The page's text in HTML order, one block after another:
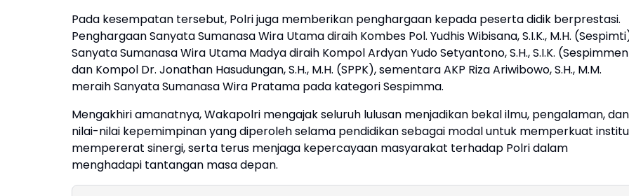
Pada kesempatan tersebut, Polri juga memberikan penghargaan kepada peserta didik berprestasi.
Penghargaan Sanyata Sumanasa Wira Utama diraih Kombes Pol. Yudhis Wibisana, S.I.K., M.H.
Sanyata Sumanasa Wira Utama Madya diraih Kompol Ardyan Yudo Setyantono, S.H., S.I.K.
dan Kompol Dr. Jonathan Hasudungan, S.H., M.H. (SPPK), sementara AKP Riza Ariwibowo, S.H., M.M.
meraih Sanyata Sumanasa Wira Pratama pada kategori Sespimma.
Mengakhiri amanatnya, Wakapolri mengajak seluruh lulusan menjadikan bekal ilmu, pengalaman, dan
nilai-nilai kepemimpinan yang diperoleh selama pendidikan sebagai modal untuk memperkuat
mempererat sinergi, serta terus menjaga kepercayaan masyarakat terhadap Polri dalam
menghadapi tantangan masa depan.